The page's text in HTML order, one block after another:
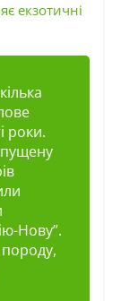
екзотичні
роки.
Нову”.